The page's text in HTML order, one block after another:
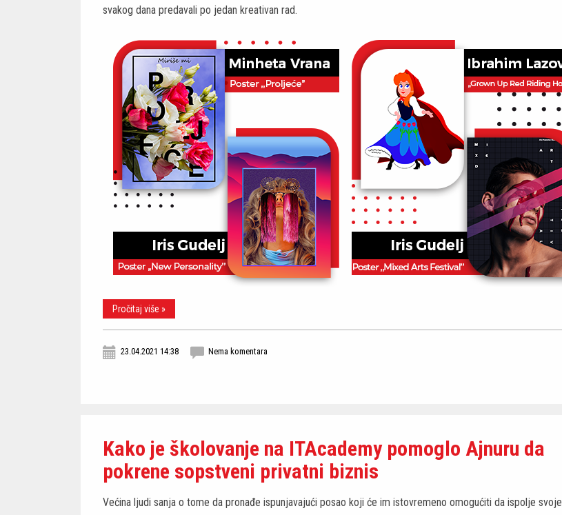
svakog dana predavali po jedan kreativan rad.
Pročitaj više »
23.04.2021 14:38 Nema komentara
Kako je školovanje na ITAcademy pomoglo Ajnuru da
pokrene sopstveni privatni biznis
Većina ljudi sanja o tome da pronađe ispunjavajući posao koji će im istovremeno omogućiti da ispolje svoje